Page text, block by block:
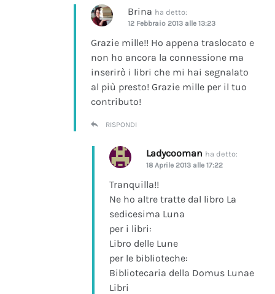
Brina ha detto:
12 Febbraio 2013 alle 13:23
Grazie mille!! Ho appena traslocato e
non ho ancora la connessione ma
inserirò i libri che mi hai segnalato
al più presto! Grazie mille per il tuo
contributo!
RISPONDI
Ladycooman ha detto:
18 Aprile 2013 alle 17:22
Tranquilla!!
Ne ho altre tratte dal libro La
sedicesima Luna
per i libri:
Libro delle Lune
per le biblioteche:
Bibliotecaria della Domus Lunae
Libri